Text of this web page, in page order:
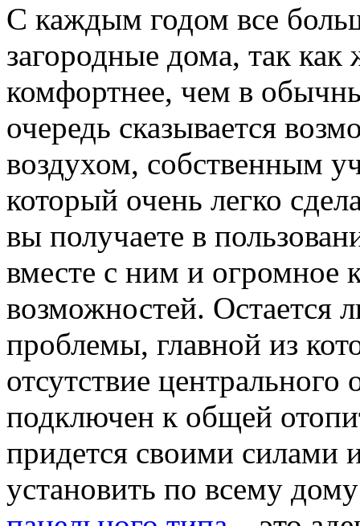
С каждым годом все
загородные дома, так
комфортнее, чем в
очередь сказывается
воздухом, собственным
который очень легко
вы получаете в
вместе с ним и огромное
возможностей. Остается
проблемы, главной из
отсутствие
подключен к общей
придется своими силами
установить по всему